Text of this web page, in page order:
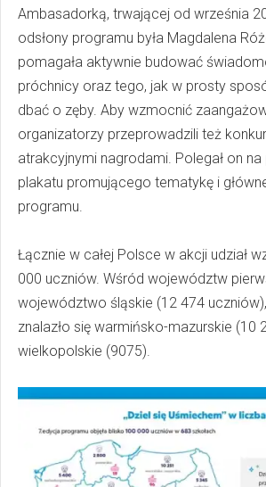
Ambasadorką, trwającej od września
odsłony programu była Magdalena
pomagała aktywnie budować
próchnicy oraz tego, jak w prosty
dbać o zęby. Aby wzmocnić
organizatorzy przeprowadzili też
atrakcyjnymi nagrodami. Polegał on
plakatu promującego tematykę i
programu.
Łącznie w całej Polsce w akcji udział
000 uczniów. Wśród województw
województwo śląskie (12 474
znalazło się warmińsko-mazurskie (10
wielkopolskie (9075).